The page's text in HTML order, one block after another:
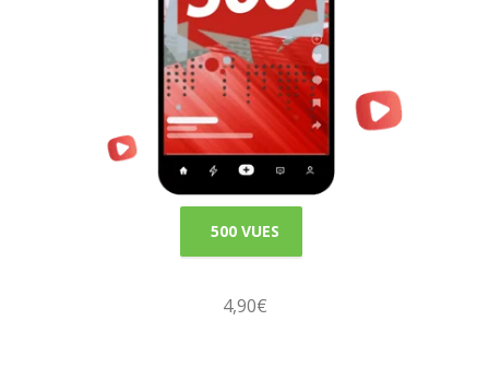
500 VUES
4,90€